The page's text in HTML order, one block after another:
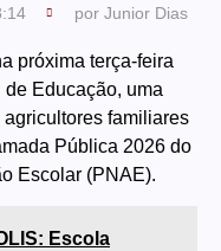
por Junior Dias
próxima terça-feira
Educação, uma
familiares
Pública 2026 do
Escolar (PNAE).
Escola